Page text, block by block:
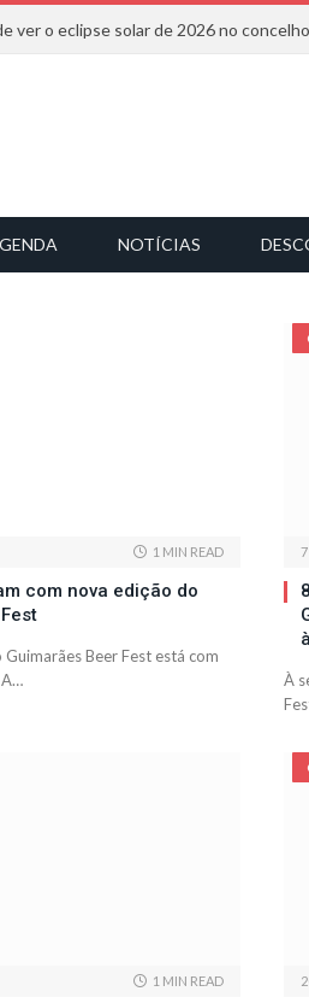
ver o eclipse solar de 2026 no
NOTÍCIAS
1 MIN READ
com nova edição do
Beer Fest está com
A…
À
1 MIN READ